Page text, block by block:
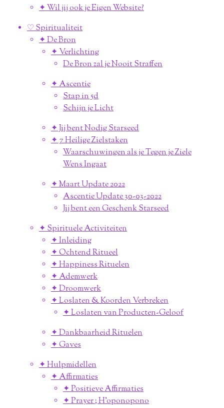
✦ Wil jij ook je Eigen Website?
♡ Spiritualiteit
✦ De Bron
✦ Verlichting
De Bron zal je Nooit Straffen
✦ Ascentie
Stap in 5d
Schijn je Licht
✦ Jij bent Nodig Starseed
✦ 7 Heilige Zielstaken
Waarschuwingen als je Tegen je Ziele
Wens Ingaat
✦ Maart Update 2022
Ascentie Update 30-03-2022
Jij bent een Geschenk Starseed
✦ Spirituele Activiteiten
✦ Inleiding
✦ Ochtend Ritueel
✦ Happiness Rituelen
✦ Ademwerk
✦ Droomwerk
✦ Loslaten & Koorden Verbreken
✦ Loslaten van Producten-Geloof
✦ Dankbaarheid Rituelen
✦ Gaves
✦ Hulpmidellen
✦ Affirmaties
✦ Positieve Affirmaties
✦ Prayer ; H'oponopono